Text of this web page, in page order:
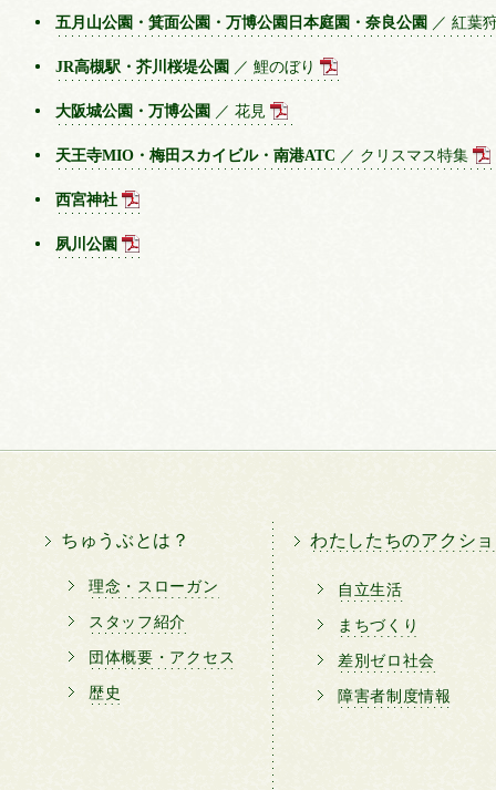
五月山公園・箕面公園・万博公園日本庭園・奈良公園 ／ 紅葉
JR高槻駅・芥川桜堤公園 ／ 鯉のぼり
大阪城公園・万博公園 ／ 花見
天王寺MIO・梅田スカイビル・南港ATC ／ クリスマス特集
西宮神社
夙川公園
ちゅうぶとは？
理念・スローガン
スタッフ紹介
団体概要・アクセス
歴史
わたしたちのアクシ
自立生活
まちづくり
差別ゼロ社会
障害者制度情報